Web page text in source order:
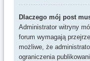
Dlaczego mój post
Administrator witryny
forum wymagają
możliwe, że
ograniczenia